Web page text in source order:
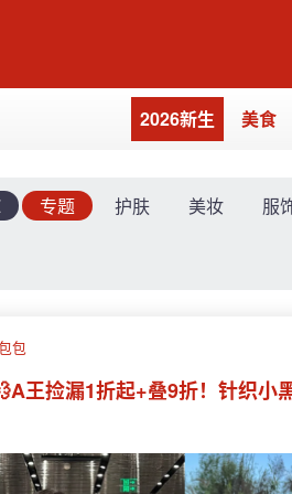
2026新生 美食
专题 护肤 美妆 服
包
王捡漏1折起+叠9折！针织小